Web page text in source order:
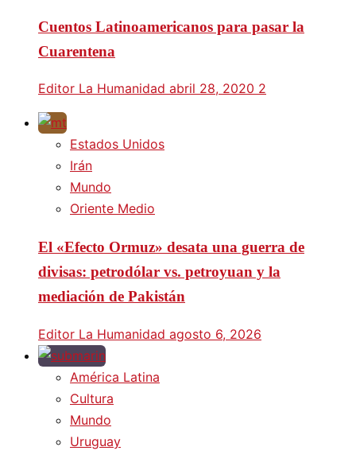
Cuentos Latinoamericanos para pasar la
Cuarentena
Editor La Humanidad abril 28, 2020 2
Estados Unidos
Irán
Mundo
Oriente Medio
El «Efecto Ormuz» desata una guerra de
divisas: petrodólar vs. petroyuan y la
mediación de Pakistán
Editor La Humanidad agosto 6, 2026
América Latina
Cultura
Mundo
Uruguay